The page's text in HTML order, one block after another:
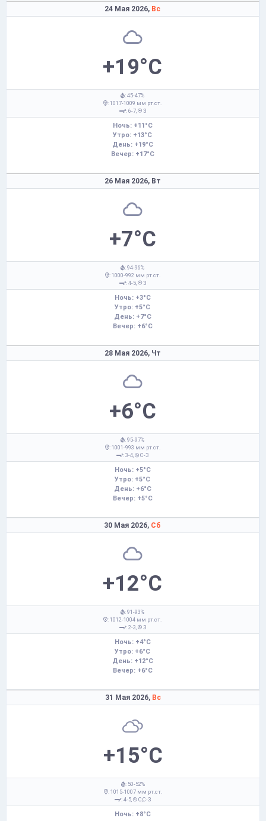
24 Мая 2026, Вс
+19°C
: 45-47%
: 1017-1009 мм рт.ст.
: 6-7,
З
Ночь: +11°C
Утро: +13°C
День: +19°C
Вечер: +17°C
26 Мая 2026, Вт
+7°C
: 94-96%
: 1000-992 мм рт.ст.
: 4-5,
З
Ночь: +3°C
Утро: +5°C
День: +7°C
Вечер: +6°C
28 Мая 2026, Чт
+6°C
: 95-97%
: 1001-993 мм рт.ст.
: 3-4,
С-З
Ночь: +5°C
Утро: +5°C
День: +6°C
Вечер: +5°C
30 Мая 2026, Сб
+12°C
: 91-93%
: 1012-1004 мм рт.ст.
: 2-3,
З
Ночь: +4°C
Утро: +6°C
День: +12°C
Вечер: +6°C
31 Мая 2026, Вс
+15°C
: 50-52%
: 1015-1007 мм рт.ст.
: 4-5,
С,С-З
Ночь: +8°C